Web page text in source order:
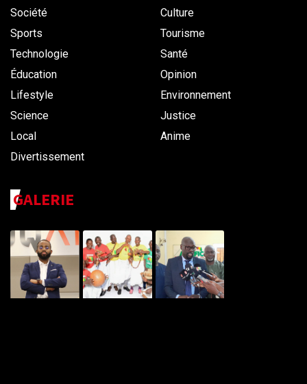
Société
Culture
Sports
Tourisme
Technologie
Santé
Éducation
Opinion
Lifestyle
Environnement
Science
Justice
Local
Anime
Divertissement
GALERIE